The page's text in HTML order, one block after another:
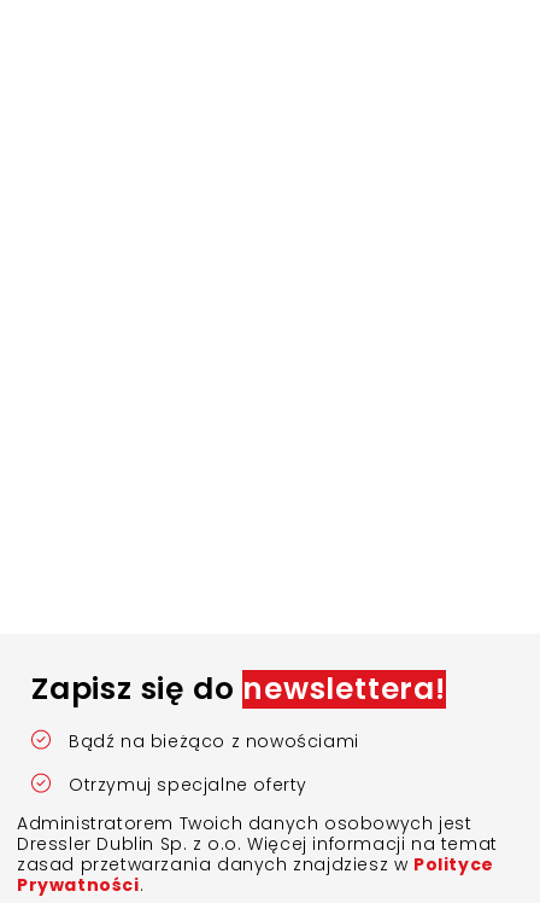
Zapisz się do newslettera!
Bądź na bieżąco z nowościami
Otrzymuj specjalne oferty
Administratorem Twoich danych osobowych jest
Dressler Dublin Sp. z o.o. Więcej informacji na temat
zasad przetwarzania danych znajdziesz w Polityce
Prywatności.